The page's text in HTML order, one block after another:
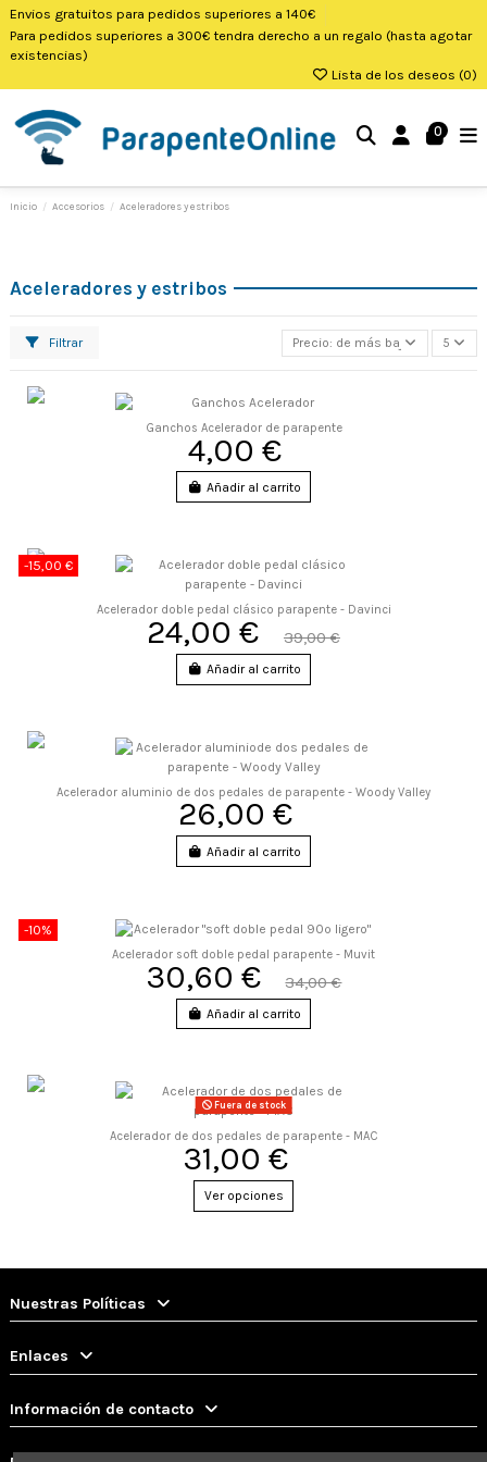
Envios gratuitos para pedidos superiores a 140€
Para pedidos superiores a 300€ tendra derecho a un regalo (hasta agotar
existencias)
Lista de los deseos (0)
0
Inicio Accesorios Aceleradores y estribos
Aceleradores y estribos
Filtrar Precio: de más bajo a más alto
5
Ganchos Acelerador de parapente
4,00 €
Añadir al carrito
-15,00 €
Acelerador doble pedal clásico parapente - Davinci
24,00 € 39,00 €
Añadir al carrito
Acelerador aluminio de dos pedales de parapente - Woody Valley
26,00 €
Añadir al carrito
-10%
Acelerador soft doble pedal parapente - Muvit
30,60 € 34,00 €
Añadir al carrito
Fuera de stock
Acelerador de dos pedales de parapente - MAC
31,00 €
Ver opciones
Nuestras Políticas
Enlaces
Información de contacto